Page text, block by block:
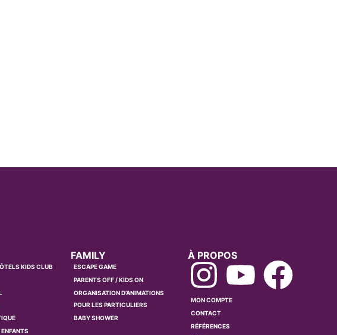
KIDS CLUB
FAMILY
ESCAPE GAME
PARENTS OFF / KIDS ON
ORGANISATION D’ANIMATIONS
POUR LES PARTICULIERS
BABY SHOWER
À PROPOS
MON COMPTE
CONTACT
RÉFÉRENCES